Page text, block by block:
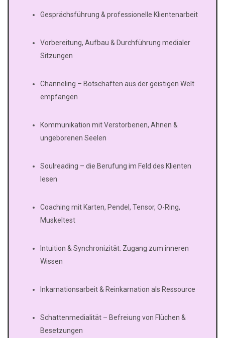
Gesprächsführung & professionelle Klientenarbeit
Vorbereitung, Aufbau & Durchführung medialer
Sitzungen
Channeling – Botschaften aus der geistigen Welt
empfangen
Kommunikation mit Verstorbenen, Ahnen &
ungeborenen Seelen
Soulreading – die Berufung im Feld des Klienten
lesen
Coaching mit Karten, Pendel, Tensor, O-Ring,
Muskeltest
Intuition & Synchronizität: Zugang zum inneren
Wissen
Inkarnationsarbeit & Reinkarnation als Ressource
Schattenmedialität – Befreiung von Flüchen &
Besetzungen